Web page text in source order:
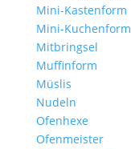
Mini-Kastenform
Mini-Kuchenform
Mitbringsel
Muffinform
Müslis
Nudeln
Ofenhexe
Ofenmeister